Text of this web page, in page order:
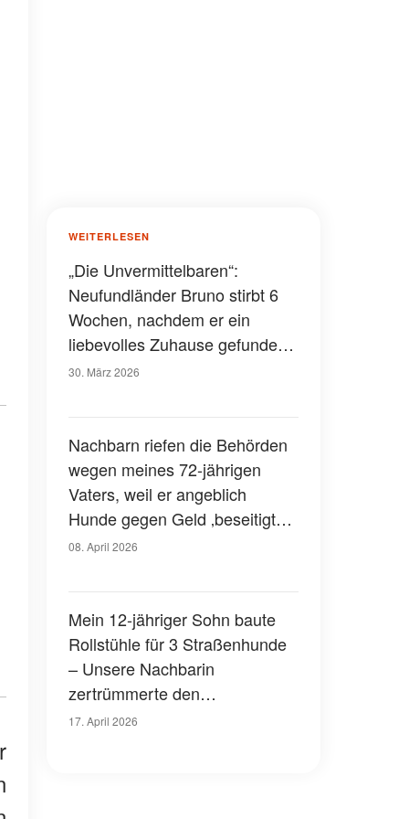
WEITERLESEN
„Die Unvermittelbaren“:
Neufundländer Bruno stirbt 6
Wochen, nachdem er ein
liebevolles Zuhause gefunden
hatte
30. März 2026
Nachbarn riefen die Behörden
wegen meines 72-jährigen
Vaters, weil er angeblich
Hunde gegen Geld ‚beseitigte‘ -
doch als wir seine Garage
08. April 2026
Mein 12-jähriger Sohn baute
Rollstühle für 3 Straßenhunde
– Unsere Nachbarin
zertrümmerte den
Unterschlupf, doch 24 Stunden
17. April 2026